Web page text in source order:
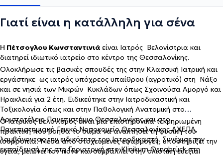
Γιατί είναι η κατάλληλη για σένα
Η Πέτσογλου Κωνσταντινιά είναι Ιατρός Βελονίστρια και
διατηρεί ιδιωτικό ιατρείο στο κέντρο της Θεσσαλονίκης.
Ολοκλήρωσε τις βασικές σπουδές της στην Κλασσική Ιατρική και
εργάστηκε ως ιατρός υπόχρεος υπαίθρου (αγροτικό) στη Νάξο
και σε νησιά των Μικρών Κυκλάδων όπως Σχοινούσα Αμοργό και
Ηρακλειά για 2 έτη. Ειδικεύτηκε στην Ιατροδικαστική και
Τοξικολογία όπως και στην Παθολογική Ανατομική στο
Αριστοτέλειο Πανεπιστήμιο Θεσσαλονίκης και στο
Πανεπιστημιακό Γενικό Νοσοκομείο Θεσσαλονίκης ΑΧΕΠΑ,
λαμβάνοντας την ειδικότητα του Ιατροδικαστή. Συνέχισε την
εκπαίδευσή της στη Γηριατρική στο Klinikum Osnabrück στη
Ο Ιατρικός Βελονισμός είναι μια επιστημονικά τεκμηριωμένη
πρακτική που βοηθά το σώμα να ανακτήσει τη φυσική του
ισορροπία. Μέσα από στοχευμένες εφαρμογές, υποστηρίζει την
υγεία, μειώνει τον πόνο και συμβάλλει στην ολιστική ευεξία.